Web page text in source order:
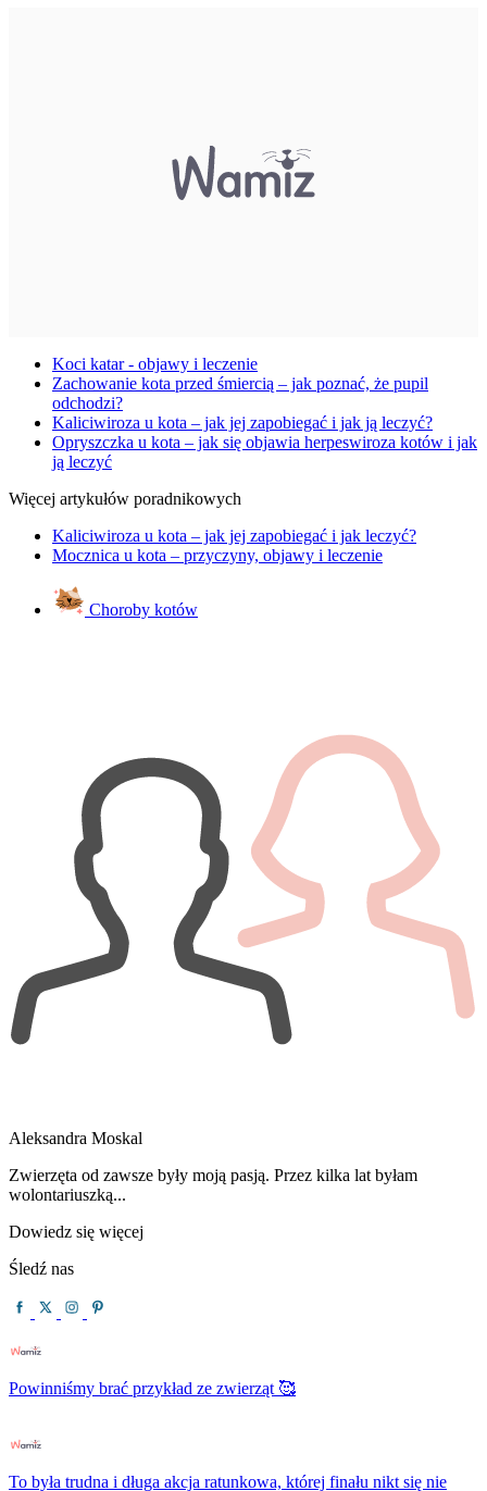
Koci katar - objawy i leczenie
Zachowanie kota przed śmiercią – jak poznać, że pupil
odchodzi?
Kaliciwiroza u kota – jak jej zapobiegać i jak ją leczyć?
Opryszczka u kota – jak się objawia herpeswiroza kotów i jak
ją leczyć
Więcej artykułów poradnikowych
Kaliciwiroza u kota – jak jej zapobiegać i jak leczyć?
Mocznica u kota – przyczyny, objawy i leczenie
Choroby kotów
Aleksandra Moskal
Zwierzęta od zawsze były moją pasją. Przez kilka lat byłam
wolontariuszką...
Dowiedz się więcej
Śledź nas
Powinniśmy brać przykład ze zwierząt 🥰
To była trudna i długa akcja ratunkowa, której finału nikt się nie